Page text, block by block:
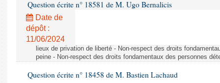
Question écrite n° 18581 de M. Ugo Bernalicis
Date de
dépôt :
11/06/2024
lieux de privation de liberté - Non-respect des droits
peine - Non-respect des droits fondamentaux des personnes
Question écrite n° 18458 de M. Bastien Lachaud